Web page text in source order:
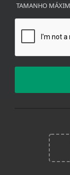
TAMANHO
entendemos
de Uso e
PARA MAIS